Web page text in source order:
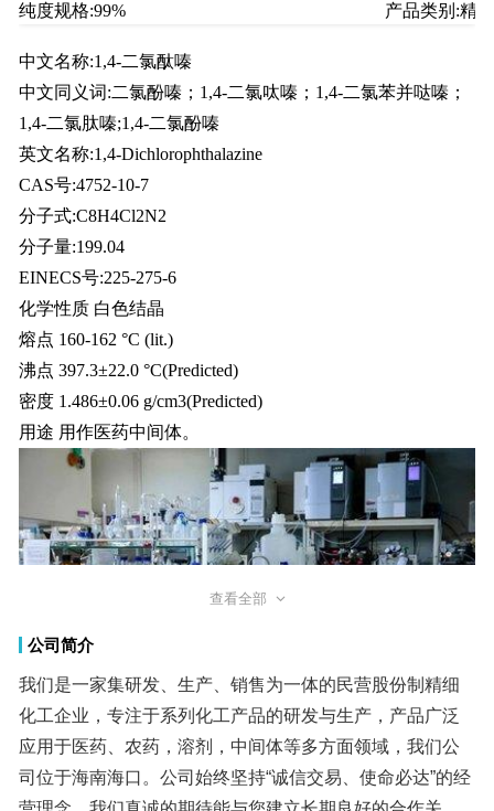
纯度规格:99% 产品类别:精
中文名称:1,4-二氯酞嗪
中文同义词:二氯酚嗪；1,4-二氯呔嗪；1,4-二氯苯并哒嗪；
1,4-二氯肽嗪;1,4-二氯酚嗪
英文名称:1,4-Dichlorophthalazine
CAS号:4752-10-7
分子式:C8H4Cl2N2
分子量:199.04
EINECS号:225-275-6
化学性质 白色结晶
熔点 160-162 °C (lit.)
沸点 397.3±22.0 °C(Predicted)
密度 1.486±0.06 g/cm3(Predicted)
用途 用作医药中间体。
关于发货：长期合作快递公司：韵达，顺丰快递；合作物
流：德邦物流。可根据客户需求发指定快递或物流。快递
查看全部
公司简介
我们是一家集研发、生产、销售为一体的民营股份制精细
化工企业，专注于系列化工产品的研发与生产，产品广泛
应用于医药、农药，溶剂，中间体等多方面领域，我们公
司位于海南海口。公司始终坚持“诚信交易、使命必达”的经
营理念。我们真诚的期待能与您建立长期良好的合作关
系，彼此共同发展!本公司所供应的产品，仅用于科研和外